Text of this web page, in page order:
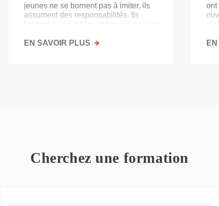
jeunes ne se bornent pas à imiter, ils
assument des responsabilités. Ils
lancent de nouvelles idées et prennent
EN SAVOIR PLUS SUR
ont
Cherchez une formation